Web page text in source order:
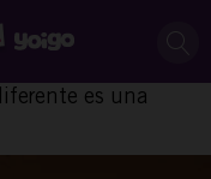
es una